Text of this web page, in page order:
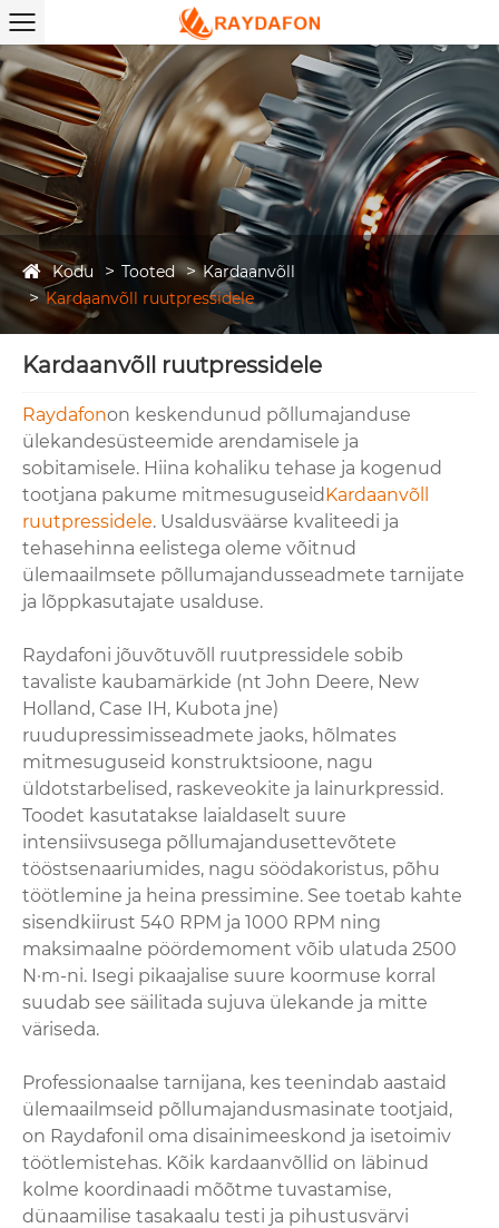
Kodu Tooted
Kardaanvõll
Kardaanvõll ruutpressidele
Kardaanvõll ruutpressidele
Raydafonon keskendunud põllumajanduse
ülekandesüsteemide arendamisele ja
sobitamisele. Hiina kohaliku tehase ja kogenud
tootjana pakume mitmesuguseid Kardaanvõll
ruutpressidele. Usaldusväärse kvaliteedi ja
tehasehinna eelistega oleme võitnud
ülemaailmsete põllumajandusseadmete tarnijate
ja lõppkasutajate usalduse.
Raydafoni jõuvõtuvõll ruutpressidele sobib
tavaliste kaubamärkide (nt John Deere, New
Holland, Case IH, Kubota jne)
ruudupressimisseadmete jaoks, hõlmates
mitmesuguseid konstruktsioone, nagu
üldotstarbelised, raskeveokite ja lainurkpressid.
Toodet kasutatakse laialdaselt suure
intensiivsusega põllumajandusettevõtete
tööstsenaariumides, nagu söödakoristus, põhu
töötlemine ja heina pressimine. See toetab kahte
sisendkiirust 540 RPM ja 1000 RPM ning
maksimaalne pöördemoment võib ulatuda 2500
N·m-ni. Isegi pikaajalise suure koormuse korral
suudab see säilitada sujuva ülekande ja mitte
väriseda.
Professionaalse tarnijana, kes teenindab aastaid
ülemaailmseid põllumajandusmasinate tootjaid,
on Raydafonil oma disainimeeskond ja isetoimiv
töötlemistehas. Kõik kardaanvõllid on läbinud
kolme koordinaadi mõõtme tuvastamise,
dünaamilise tasakaalu testi ja pihustusvärvi